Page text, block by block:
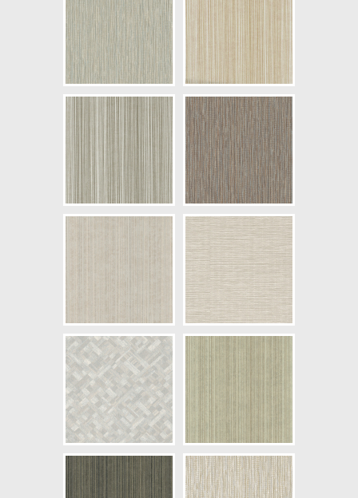
Cirkapris: 730,00 kr
(Kontakta din färghandlare för
exakt pris.)